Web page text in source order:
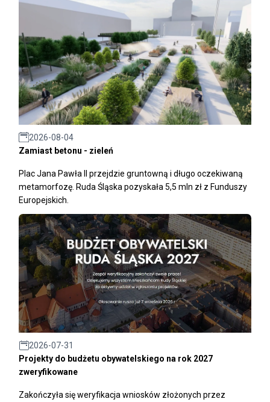
2026-08-04
Zamiast betonu - zieleń
Plac Jana Pawła II przejdzie gruntowną i długo oczekiwaną
metamorfozę. Ruda Śląska pozyskała 5,5 mln zł z Funduszy
Europejskich.
2026-07-31
Projekty do budżetu obywatelskiego na rok 2027
zweryfikowane
Zakończyła się weryfikacja wniosków złożonych przez